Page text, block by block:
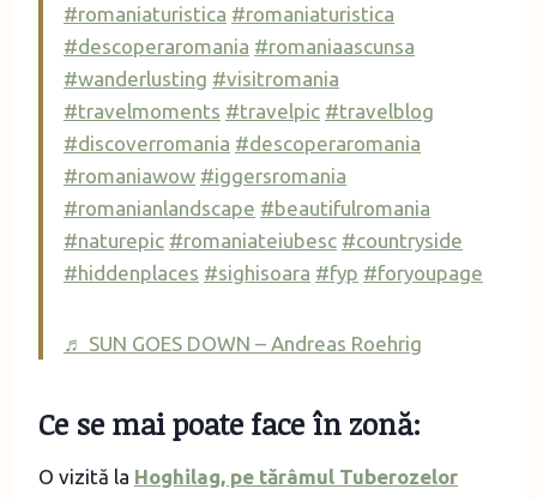
#romaniaturistica #romaniaturistica
#descoperaromania #romaniaascunsa
#wanderlusting #visitromania
#travelmoments #travelpic #travelblog
#discoverromania #descoperaromania
#romaniawow #iggersromania
#romanianlandscape #beautifulromania
#naturepic #romaniateiubesc #countryside
#hiddenplaces #sighisoara #fyp #foryoupage
♬ SUN GOES DOWN – Andreas Roehrig
Ce se mai poate face în zonă:
O vizită la Hoghilag, pe tărâmul Tuberozelor